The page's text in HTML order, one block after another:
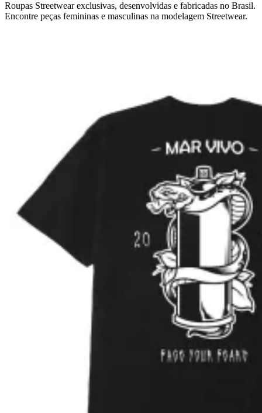
Roupas Streetwear exclusivas, desenvolvidas e fabricadas no Brasil.
Encontre peças femininas e masculinas na modelagem Streetwear.